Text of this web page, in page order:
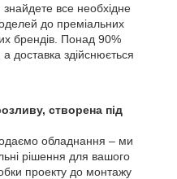
знайдете все необхідне
до преміальних
брендів. Понад 90%
доставка здійснюється
створена під
обладнання – ми
рішення для вашого
проекту до монтажу